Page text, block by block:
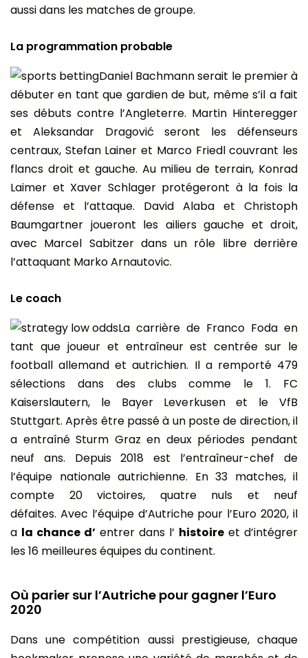
aussi dans les matches de groupe.
La programmation probable
Daniel Bachmann serait le premier à
débuter en tant que gardien de but, même s’il a fait
ses débuts contre l’Angleterre. Martin Hinteregger
et Aleksandar Dragović seront les défenseurs
centraux, Stefan Lainer et Marco Friedl couvrant les
flancs droit et gauche. Au milieu de terrain, Konrad
Laimer et Xaver Schlager protégeront à la fois la
défense et l’attaque. David Alaba et Christoph
Baumgartner joueront les ailiers gauche et droit,
avec Marcel Sabitzer dans un rôle libre derrière
l’attaquant Marko Arnautovic.
Le coach
La carrière de Franco Foda en
tant que joueur et entraîneur est centrée sur le
football allemand et autrichien. Il a remporté 479
sélections dans des clubs comme le 1. FC
Kaiserslautern, le Bayer Leverkusen et le VfB
Stuttgart. Après être passé à un poste de direction, il
a entraîné Sturm Graz en deux périodes pendant
neuf ans. Depuis 2018 est l’entraîneur-chef de
l’équipe nationale autrichienne. En 33 matches, il
compte 20 victoires, quatre nuls et neuf
défaites. Avec l’équipe d’Autriche pour l’Euro 2020, il
a la chance d’ entrer dans l’ histoire et d’intégrer
les 16 meilleures équipes du continent.
Où parier sur l’Autriche pour gagner l’Euro
2020
Dans une compétition aussi prestigieuse, chaque